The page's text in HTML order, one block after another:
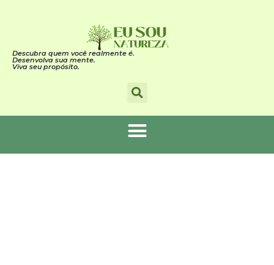
Descubra quem você realmente é.
Desenvolva sua mente.
Viva seu propósito.